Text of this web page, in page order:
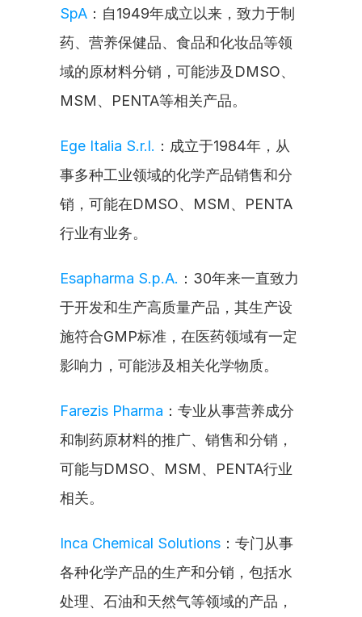
SpA ：自1949年成立以来，致力于制
药、营养保健品、食品和化妆品等领
域的原材料分销，可能涉及DMSO、
MSM、PENTA等相关产品。
Ege Italia S.r.l. ：成立于1984年，从
事多种工业领域的化学产品销售和分
销，可能在DMSO、MSM、PENTA
行业有业务。
Esapharma S.p.A. ：30年来一直致力
于开发和生产高质量产品，其生产设
施符合GMP标准，在医药领域有一定
影响力，可能涉及相关化学物质。
Farezis Pharma ：专业从事营养成分
和制药原材料的推广、销售和分销，
可能与DMSO、MSM、PENTA行业
相关。
Inca Chemical Solutions ：专门从事
各种化学产品的生产和分销，包括水
处理、石油和天然气等领域的产品，